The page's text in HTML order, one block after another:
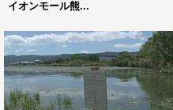
イオンモール熊...